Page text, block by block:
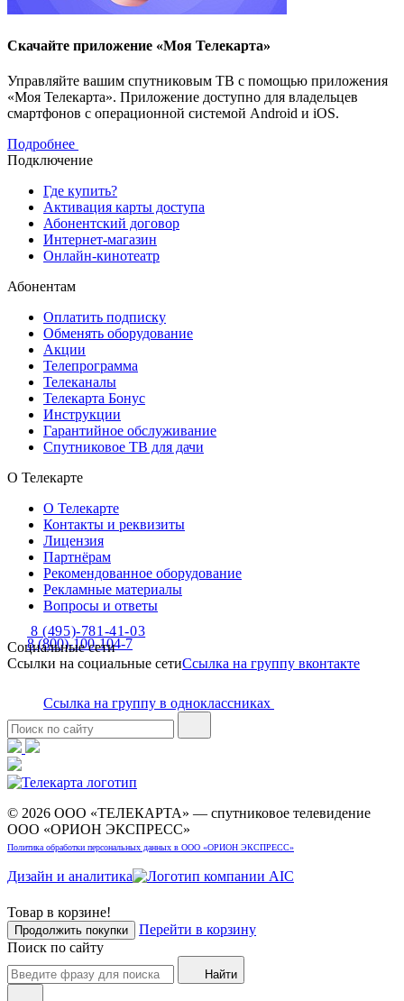
Скачайте приложение «Моя Телекарта»
Управляйте вашим спутниковым ТВ с помощью приложения
«Моя Телекарта». Приложение доступно для владельцев
смартфонов с операционной системой Android и iOS.
Подробнее
Подключение
Где купить?
Активация карты доступа
Абонентский договор
Интернет-магазин
Онлайн-кинотеатр
Абонентам
Оплатить подписку
Обменять оборудование
Акции
Телепрограмма
Телеканалы
Телекарта Бонус
Инструкции
Гарантийное обслуживание
Спутниковое ТВ для дачи
О Телекарте
О Телекарте
Контакты и реквизиты
Лицензия
Партнёрам
Рекомендованное оборудование
Рекламные материалы
Вопросы и ответы
8 (800)-100-104-7
8 (495)-781-41-03
Социальные сети
Ссылки на социальные сетиСсылка на группу вконтакте
Ссылка на группу в одноклассниках
© 2026 ООО «ТЕЛЕКАРТА» — спутниковое телевидение
ООО «ОРИОН ЭКСПРЕСС»
Политика обработки персональных данных в ООО «ОРИОН ЭКСПРЕСС»
Дизайн и аналитика
Товар в корзине!
Продолжить покупки
Перейти в корзину
Поиск по сайту
Найти